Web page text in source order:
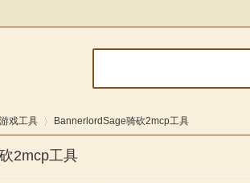
游戏工具 BannerlordSage骑砍2mcp工具
2mcp工具